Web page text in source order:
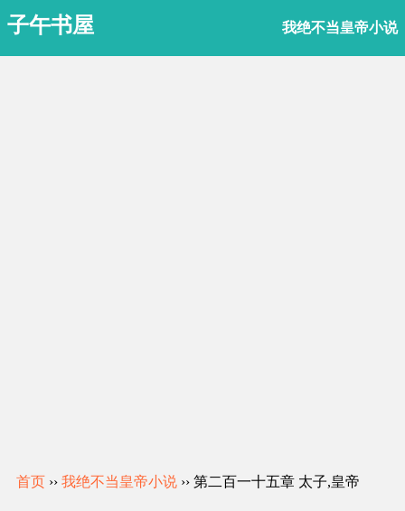
子午书屋 我绝不当皇帝小说
首页 ›› 我绝不当皇帝小说 ›› 第二百一十五章 太子,皇帝